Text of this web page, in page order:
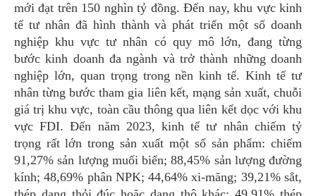
mới đạt trên 150 nghìn tỷ đồng. Đến nay, khu vực kinh
tế tư nhân đã hình thành và phát triển một số doanh
nghiệp khu vực tư nhân có quy mô lớn, đang từng
bước kinh doanh đa ngành và trở thành những doanh
nghiệp lớn, quan trọng trong nền kinh tế. Kinh tế tư
nhân từng bước tham gia liên kết, mạng sản xuất, chuỗi
giá trị khu vực, toàn cầu thông qua liên kết dọc với khu
vực FDI. Đến năm 2023, kinh tế tư nhân chiếm tỷ
trọng rất lớn trong sản xuất một số sản phẩm: chiếm
91,27% sản lượng muối biển; 88,45% sản lượng đường
kính; 48,69% phân NPK; 44,64% xi-măng; 39,21% sắt,